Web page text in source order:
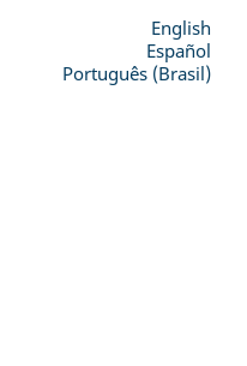
English
Español
Português (Brasil)